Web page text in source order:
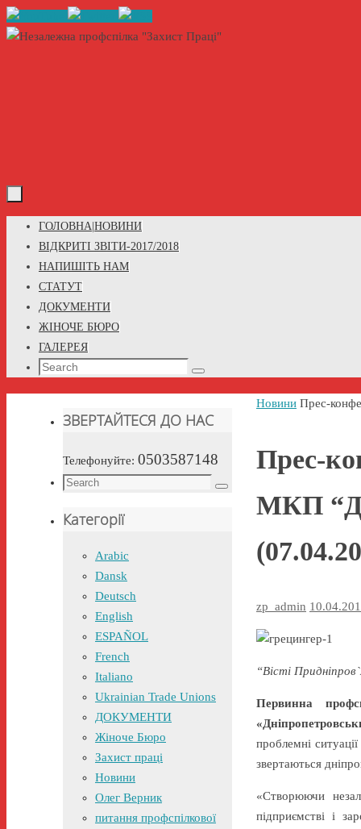
Skip
to
Skip
content
ГОЛОВНА|НОВИНИ
ВІДКРИТІ ЗВІТИ-2017/2018
НАПИШІТЬ НАМ
СТАТУТ
ДОКУМЕНТИ
ЖІНОЧЕ БЮРО
ГАЛЕРЕЯ
Search
Search
Home
Новини Прес-
Прес-
МКП
zp_admin
“Вісті
Первинна
проблемні
звертаються
«Створюючи
підприємстві і
ЗВЕРТАЙТЕСЯ ДО НАС
Телефонуйте: 0503587148
Search
Search
Категорії
Arabic
Dansk
Deutsch
English
ESPAÑOL
French
Italiano
Ukrainian Trade Unions
ДОКУМЕНТИ
Жіноче Бюро
Захист праці
Новини
Олег Верник
питання профспілкової